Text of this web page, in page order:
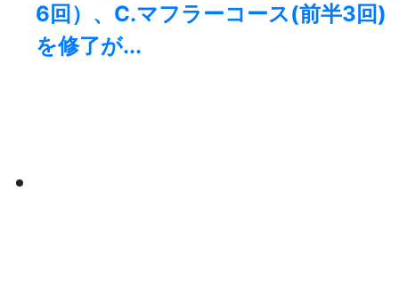
6回）、C.マフラーコース(前半3回)
を修了が...